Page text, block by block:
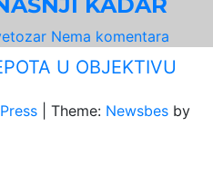
Nema komentara
Theme: Newsbes by